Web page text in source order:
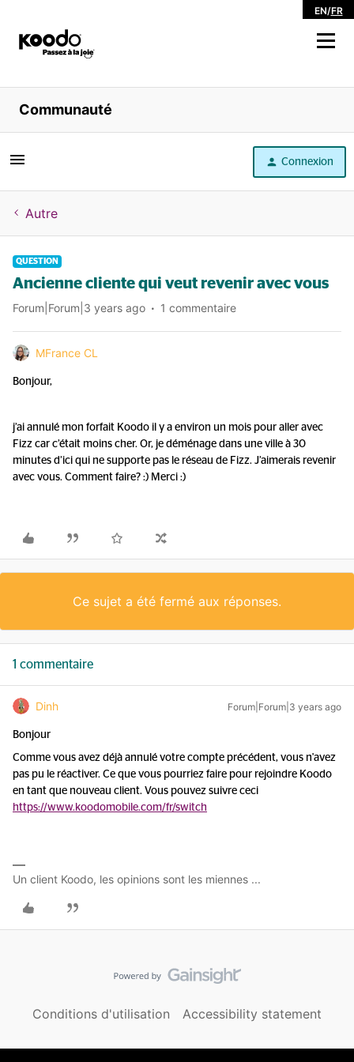
EN/FR
Magasiner
Libre service
Aide
Communauté
Connexion
Autre
QUESTION
Ancienne cliente qui veut revenir avec vous
Forum|Forum|3 years ago 1 commentaire
MFrance CL
Bonjour,
j’ai annulé mon forfait Koodo il y a environ un mois pour aller avec
Fizz car c’était moins cher. Or, je déménage dans une ville à 30
minutes d’ici qui ne supporte pas le réseau de Fizz. J’aimerais revenir
avec vous. Comment faire? :) Merci :)
Ce sujet a été fermé aux réponses.
1 commentaire
Dinh Forum|Forum|3 years ago
Bonjour
Comme vous avez déjà annulé votre compte précédent, vous n'avez
pas pu le réactiver. Ce que vous pourriez faire pour rejoindre Koodo
en tant que nouveau client. Vous pouvez suivre ceci
https://www.koodomobile.com/fr/switch
Un client Koodo, les opinions sont les miennes ...
Conditions d'utilisation Accessibility statement